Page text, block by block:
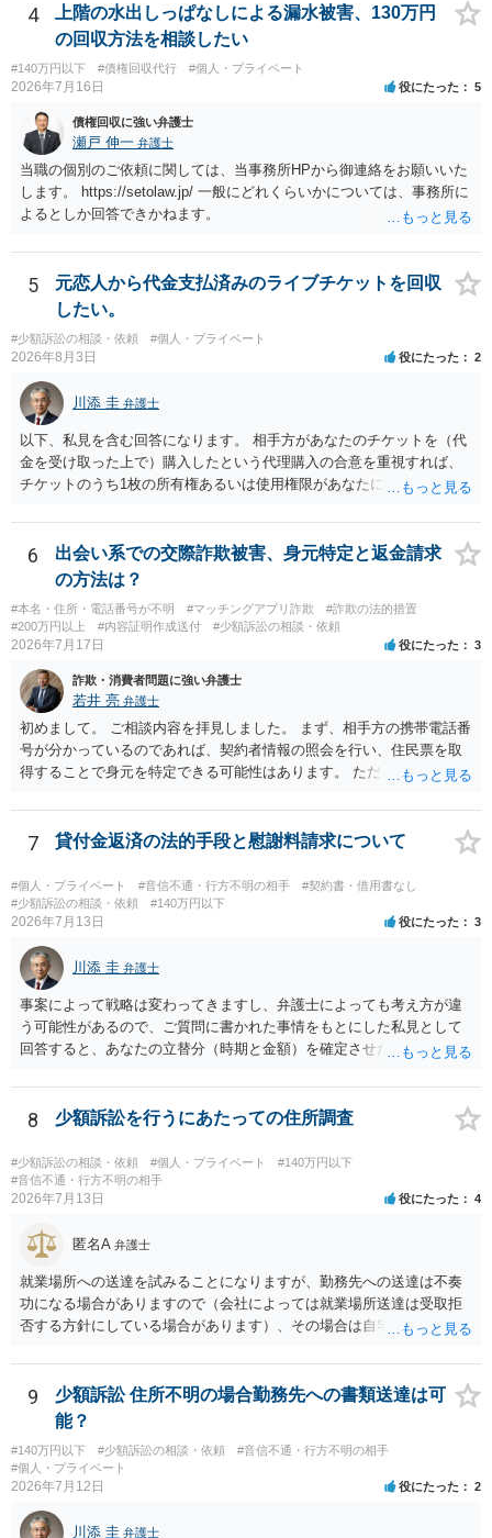
代理人が就いていたことを知らせると（訴状の記載内容から明らかな
場合も）、裁判所が当該代理人弁護士に事前連絡し、引き続き訴訟も
受任するかを聞いたうえで、受任の意志が明らかになったところで、
直接被告に送達するのではなく、代理人に訴状の受領を促すこともあ
ります。 ラインのやり取りでしか証拠がないと、実際の本人性が明ら
かではありません。もちろん弁護士（２０万円の請求で代理人弁護士
に委任するかも疑わしいのですが）も住所は明らかにしないでしょ
う。 何か本人を示す事実（振込先などの情報）から、相手の住所等の
情報を割り出していくしかないように思えます。 以上、ご参考まで。
4
上階の水出しっぱなしによる漏水被害、130万円
の回収方法を相談したい
#140万円以下 #債権回収代行 #個人・プライベート
2026年7月16日 役にたった 5
債権回収に強い弁護士
瀬戸 伸一 弁護士
当職の個別のご依頼に関しては、当事務所HPから御連絡をお願いいた
します。 https://setolaw.jp/ 一般にどれくらいかについては、事務所に
よるとしか回答できかねます。
5
元恋人から代金支払済みのライブチケットを回収
したい。
#少額訴訟の相談・依頼 #個人・プライベート
2026年8月3日 役にたった 2
川添 圭 弁護士
以下、私見を含む回答になります。 相手方があなたのチケットを（代
金を受け取った上で）購入したという代理購入の合意を重視すれば、
チケットのうち1枚の所有権あるいは使用権限があなたにあり、チケッ
す。 一方、このチケット購入には「相手方と一緒に行く」という合意
も付随していたことを無視することができません。こちらを重視すれ
ば、交際を終了させたことにより「一緒に行く」という結果の実現に
重大な障害が発生しており、当然にチケットを引き渡すべきといえる
かは微妙であり、むしろ返金すべきとするのが当事者の合理的意思に
合致するのではないか、という判断に傾くことになると思います。 例
隣り合わせになることは避けたいという心理が働くことも無理からぬ
ところです。一方、チケットがエリア指定のアリーナ席であれば隣り
合わせにならずに済むかもしれませんし、そのチケットが入手困難で
あったり特別席であったりすれば、判断は変わってくるかもしれませ
ん。当該チケットがチケット転売防止法に規定する特定興行入場券に
外に選択肢がない場合もあるでしょう。 このように、本件の紛争は、
法的には「当事者の合理的意思」がどこにあるのかを追求した解決が
必要になると思われます。なかなか難しい問題なので、弁護士によっ
ても回答は異なるかもしれません。
6
出会い系での交際詐欺被害、身元特定と返金請求
の方法は？
#本名・住所・電話番号が不明 #マッチングアプリ詐欺
#詐欺の法的措置
#200万円以上
#内容証明作成送付 #少額訴訟の相談・依頼
2026年7月17日 役にたった 3
詐欺・消費者問題に強い弁護士
若井 亮 弁護士
初めまして。 ご相談内容を拝見しました。 まず、相手方の携帯電話番
号が分かっているのであれば、契約者情報の照会を行い、住民票を取
得することで身元を特定できる可能性はあります。 ただ、他人名義の
ろです。 LINEについても、詐欺の事案であれば照会できる可能性はあ
りますが、携帯電話の番号を経由する方法より難しくなります。 身元
本的に贈与に該当する場合には返金請求ができません。 詐欺を含め、
当方に返金の理屈があるかどうかを確認していきます。 さらに、渡し
た金額について、裏付けがあるかどうかも精査します。 上記を経て、
身元の特定、返金の理屈があると判断できるのであれば、まずは交渉
からスタートすることになるでしょう。 ご理解のとおり、詐欺である
ことの立証は簡単ではありません。 刑事事件化が出来るのであれば、
返金交渉で有利になる可能性がありますが、民事上の詐欺の立証以上
に難しいところがあります。 こちらについては、一度、最寄りの警察
署に被害相談をするようにしてください。 具体的な見通しに関して
7 貸付金返済の法的手段と慰謝料請求について
#個人・プライベート #音信不通・行方不明の相手
#契約書・借用書なし
#少額訴訟の相談・依頼
#140万円以下
2026年7月13日 役にたった 3
川添 圭 弁護士
事案によって戦略は変わってきますし、弁護士によっても考え方が違
う可能性があるので、ご質問に書かれた事情をもとにした私見として
回答すると、あなたの立替分（時期と金額）を確定させた上で、淡々
と、もし異議申立てがなされる可能性が高そうであれば時間の浪費
（通常訴訟へ移行する日数分空転する）になりますし、支払督促及び
に相手方が遠方である場合は）対応が面倒な場合があるからです。相
手方の主張については、和解で減額を考慮すればよいと思います。 な
お、残念ながら、「連絡も返ってこず、返済の目処も立たずで精神的
せん。
8 少額訴訟を行うにあたっての住所調査
#少額訴訟の相談・依頼 #個人・プライベート
#140万円以下
#音信不通・行方不明の相手
2026年7月13日 役にたった 4
匿名A 弁護士
就業場所への送達を試みることになりますが、勤務先への送達は不奏
功になる場合がありますので（会社によっては就業場所送達は受取拒
否する方針にしている場合があります）、その場合は自宅の住所調査
9
少額訴訟 住所不明の場合勤務先への書類送達は可
能？
#140万円以下 #少額訴訟の相談・依頼
#音信不通・行方不明の相手
#個人・プライベート
2026年7月12日 役にたった 2
川添 圭 弁護士